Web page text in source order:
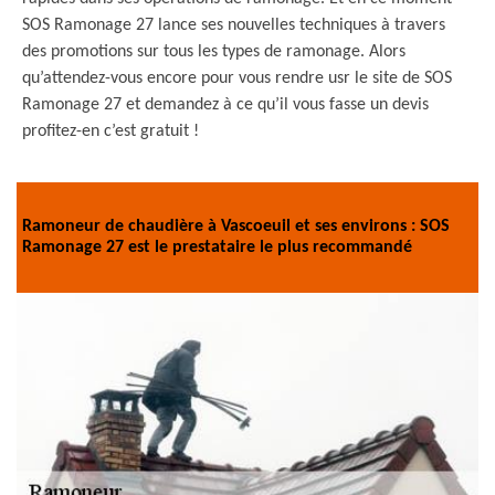
SOS Ramonage 27 lance ses nouvelles techniques à travers
des promotions sur tous les types de ramonage. Alors
qu’attendez-vous encore pour vous rendre usr le site de SOS
Ramonage 27 et demandez à ce qu’il vous fasse un devis
profitez-en c’est gratuit !
Ramoneur de chaudière à Vascoeuil et ses environs : SOS
Ramonage 27 est le prestataire le plus recommandé